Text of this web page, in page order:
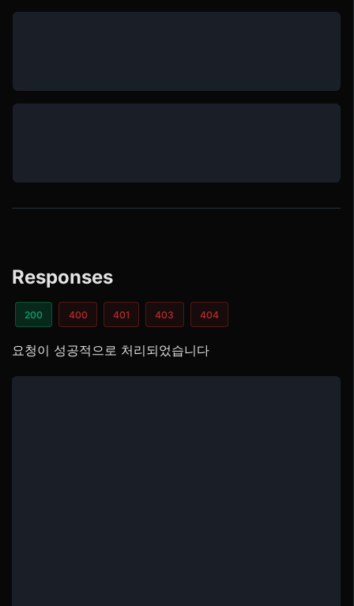
Responses
200 400 401 403 404
요청이 성공적으로 처리되었습니다